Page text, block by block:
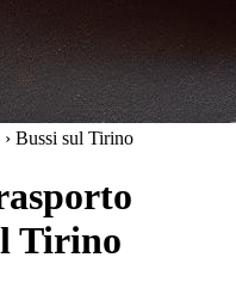
› Bussi sul Tirino
Tirino